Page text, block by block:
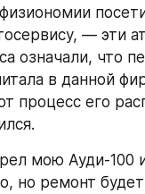
— эти
означали, что
в данной
процесс его
мою Ауди-100
но ремонт